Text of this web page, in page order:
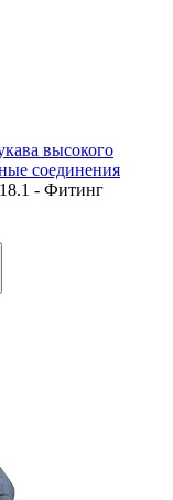
высокого
соединения
- Фитинг